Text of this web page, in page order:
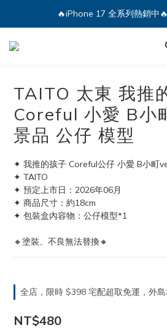
🔥iPhone 17 全系列熱銷中
🔥iPhone 17 全系列熱銷中
💕加入Q哥 Line 新好友領
TAITO 太東 我推
Coreful 小愛 B小
景品 公仔 模型
✦ 我推的孩子 Coreful公仔 小愛 B小町
✦ TAITO
✦ 預定上市日：2026年06月
✦ 商品尺寸：約18cm
✦ 包裝盒內容物：公仔模型*1
🔸塗裝、不良無法替換🔸
全店，限時 $398 宅配超取免運，外
NT$480